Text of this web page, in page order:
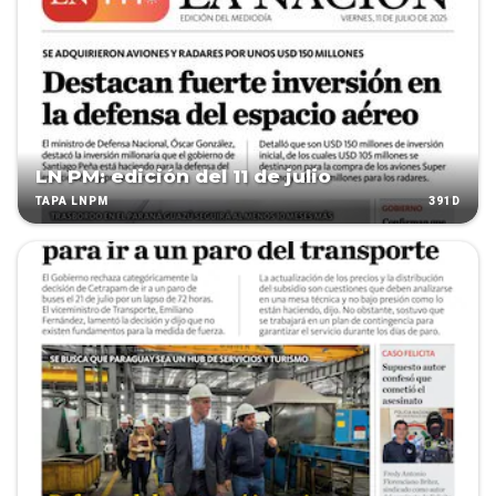
LN PM: edición del 11 de julio
TAPA LNPM 391D